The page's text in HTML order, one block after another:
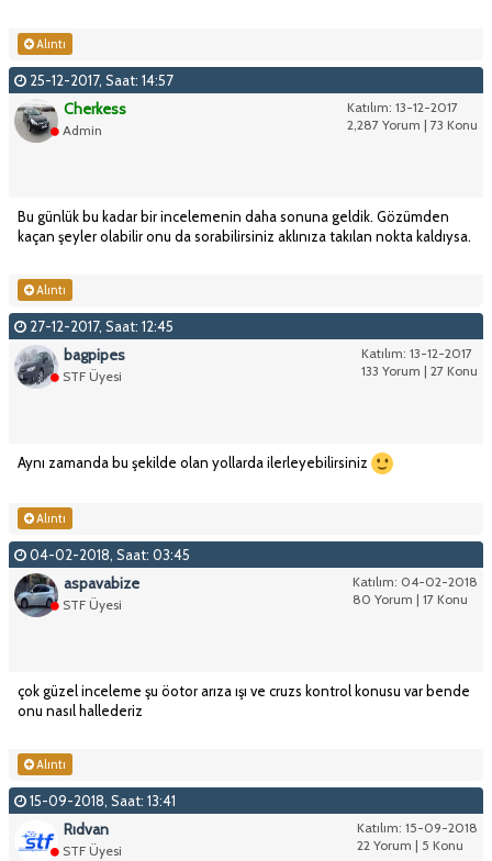
Alıntı
25-12-2017, Saat: 14:57
Katılım: 13-12-2017
2,287 Yorum | 73 Konu
Cherkess
Admin
Bu günlük bu kadar bir incelemenin daha sonuna geldik. Gözümden
kaçan şeyler olabilir onu da sorabilirsiniz aklınıza takılan nokta kaldıysa.
Alıntı
27-12-2017, Saat: 12:45
Katılım: 13-12-2017
133 Yorum | 27 Konu
bagpipes
STF Üyesi
Aynı zamanda bu şekilde olan yollarda ilerleyebilirsiniz
Alıntı
04-02-2018, Saat: 03:45
Katılım: 04-02-2018
80 Yorum | 17 Konu
aspavabize
STF Üyesi
çok güzel inceleme şu öotor arıza ışı ve cruzs kontrol konusu var bende
onu nasıl hallederiz
Alıntı
15-09-2018, Saat: 13:41
Katılım: 15-09-2018
22 Yorum | 5 Konu
Rıdvan
STF Üyesi